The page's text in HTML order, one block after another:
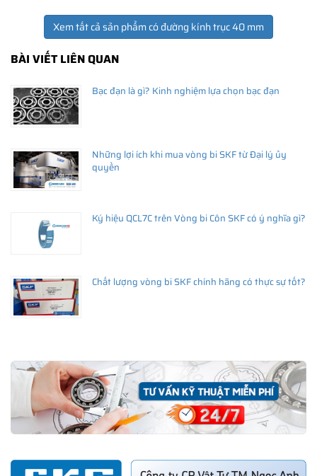
Xem tất cả sản phẩm có đường kính trục 40 mm
BÀI VIẾT LIÊN QUAN
Bạc đạn là gì? Kinh nghiệm lựa chọn bạc đạn
Những lợi ích khi mua vòng bi SKF từ Đại lý ủy
quyền
Ký hiệu QCL7C trên Vòng bi Côn SKF có ý nghĩa gì?
Chất lượng vòng bi SKF chính hãng có thực sự tốt?